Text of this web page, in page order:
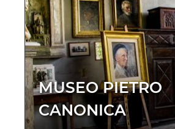
MUSEO PIETRO
CANONICA